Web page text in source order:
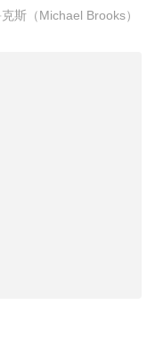
斯（Michael Brooks）